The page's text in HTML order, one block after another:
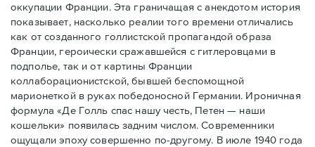
оккупации Франции. Эта граничащая с анекдотом история
показывает, насколько реалии того времени отличались
как от созданного голлистской пропагандой образа
Франции, героически сражавшейся с гитлеровцами в
подполье, так и от картины Франции
коллаборационистской, бывшей беспомощной
марионеткой в руках победоносной Германии. Ироничная
формула «Де Голль спас нашу честь, Петен — наши
кошельки» появилась задним числом. Современники
ощущали эпоху совершенно по-другому. В июле 1940 года